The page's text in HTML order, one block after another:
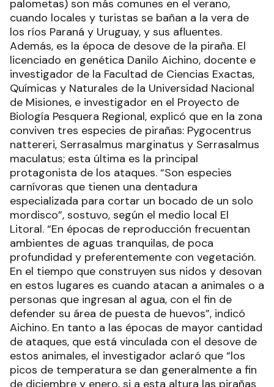
palometas) son más comunes en el verano,
cuando locales y turistas se bañan a la vera de
los ríos Paraná y Uruguay, y sus afluentes.
Además, es la época de desove de la piraña. El
licenciado en genética Danilo Aichino, docente e
investigador de la Facultad de Ciencias Exactas,
Químicas y Naturales de la Universidad Nacional
de Misiones, e investigador en el Proyecto de
Biología Pesquera Regional, explicó que en la zona
conviven tres especies de pirañas: Pygocentrus
nattereri, Serrasalmus marginatus y Serrasalmus
maculatus; esta última es la principal
protagonista de los ataques. “Son especies
carnívoras que tienen una dentadura
especializada para cortar un bocado de un solo
mordisco”, sostuvo, según el medio local El
Litoral. “En épocas de reproducción frecuentan
ambientes de aguas tranquilas, de poca
profundidad y preferentemente con vegetación.
En el tiempo que construyen sus nidos y desovan
en estos lugares es cuando atacan a animales o a
personas que ingresan al agua, con el fin de
defender su área de puesta de huevos”, indicó
Aichino. En tanto a las épocas de mayor cantidad
de ataques, que está vinculada con el desove de
estos animales, el investigador aclaró que “los
picos de temperatura se dan generalmente a fin
de diciembre y enero, si a esta altura las pirañas